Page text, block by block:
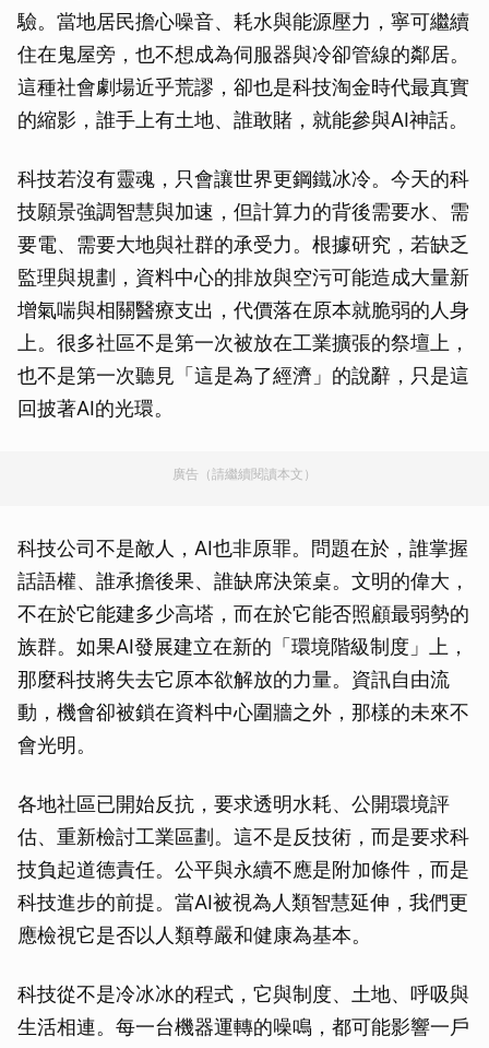
驗。當地居民擔心噪音、耗水與能源壓力，寧可繼續
住在鬼屋旁，也不想成為伺服器與冷卻管線的鄰居。
這種社會劇場近乎荒謬，卻也是科技淘金時代最真實
的縮影，誰手上有土地、誰敢賭，就能參與AI神話。
科技若沒有靈魂，只會讓世界更鋼鐵冰冷。今天的科
技願景強調智慧與加速，但計算力的背後需要水、需
要電、需要大地與社群的承受力。根據研究，若缺乏
監理與規劃，資料中心的排放與空污可能造成大量新
增氣喘與相關醫療支出，代價落在原本就脆弱的人身
上。很多社區不是第一次被放在工業擴張的祭壇上，
也不是第一次聽見「這是為了經濟」的說辭，只是這
回披著AI的光環。
廣告（請繼續閱讀本文）
科技公司不是敵人，AI也非原罪。問題在於，誰掌握
話語權、誰承擔後果、誰缺席決策桌。文明的偉大，
不在於它能建多少高塔，而在於它能否照顧最弱勢的
族群。如果AI發展建立在新的「環境階級制度」上，
那麼科技將失去它原本欲解放的力量。資訊自由流
動，機會卻被鎖在資料中心圍牆之外，那樣的未來不
會光明。
各地社區已開始反抗，要求透明水耗、公開環境評
估、重新檢討工業區劃。這不是反技術，而是要求科
技負起道德責任。公平與永續不應是附加條件，而是
科技進步的前提。當AI被視為人類智慧延伸，我們更
應檢視它是否以人類尊嚴和健康為基本。
科技從不是冷冰冰的程式，它與制度、土地、呼吸與
生活相連。每一台機器運轉的噪鳴，都可能影響一戶